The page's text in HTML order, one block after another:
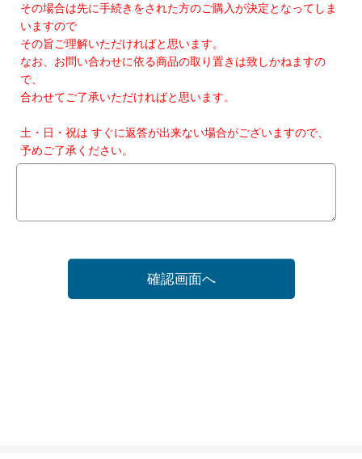
その場合は先に手続きをされた方のご購入が決定となってしま
いますので
その旨ご理解いただければと思います。
なお、お問い合わせに依る商品の取り置きは致しかねますの
で、
合わせてご了承いただければと思います。
土・日・祝は すぐに返答が出来ない場合がございますので、
予めご了承ください。
確認画面へ